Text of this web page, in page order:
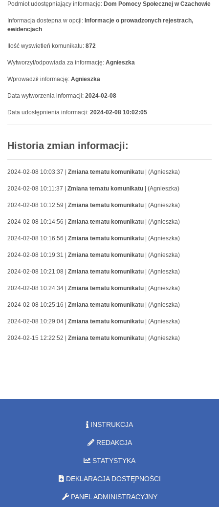
Podmiot udostępniający informację: Dom Pomocy Społecznej w Czachowie
Informacja dostepna w opcji: Informacje o prowadzonych rejestrach,
ewidencjach
Ilość wyswietleń komunikatu: 872
Wytworzył/odpowiada za informację: Agnieszka
Wprowadził informację: Agnieszka
Data wytworzenia informacji: 2024-02-08
Data udostępnienia informacji: 2024-02-08 10:02:05
Historia zmian informacji:
2024-02-08 10:03:37 | Zmiana tematu komunikatu | (Agnieszka)
2024-02-08 10:11:37 | Zmiana tematu komunikatu | (Agnieszka)
2024-02-08 10:12:59 | Zmiana tematu komunikatu | (Agnieszka)
2024-02-08 10:14:56 | Zmiana tematu komunikatu | (Agnieszka)
2024-02-08 10:16:56 | Zmiana tematu komunikatu | (Agnieszka)
2024-02-08 10:19:31 | Zmiana tematu komunikatu | (Agnieszka)
2024-02-08 10:21:08 | Zmiana tematu komunikatu | (Agnieszka)
2024-02-08 10:24:34 | Zmiana tematu komunikatu | (Agnieszka)
2024-02-08 10:25:16 | Zmiana tematu komunikatu | (Agnieszka)
2024-02-08 10:29:04 | Zmiana tematu komunikatu | (Agnieszka)
2024-02-15 12:22:52 | Zmiana tematu komunikatu | (Agnieszka)
INSTRUKCJA
REDAKCJA
STATYSTYKA
DEKLARACJA DOSTĘPNOŚCI
PANEL ADMINISTRACYJNY